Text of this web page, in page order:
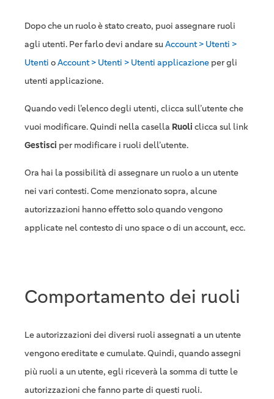
Dopo che un ruolo è stato creato, puoi assegnare ruoli
agli utenti. Per farlo devi andare suAccount > Utenti >
Utenti oAccount > Utenti > Utenti applicazione per gli
utenti applicazione.
Quando vedi l’elenco degli utenti, clicca sull’utente che
vuoi modificare. Quindi nella casella Ruoli clicca sul link
Gestisci per modificare i ruoli dell’utente.
Ora hai la possibilità di assegnare un ruolo a un utente
nei vari contesti. Come menzionato sopra, alcune
autorizzazioni hanno effetto solo quando vengono
applicate nel contesto di uno space o di un account, ecc.
Comportamento dei ruoli
Le autorizzazioni dei diversi ruoli assegnati a un utente
vengono ereditate e cumulate. Quindi, quando assegni
più ruoli a un utente, egli riceverà la somma di tutte le
autorizzazioni che fanno parte di questi ruoli.